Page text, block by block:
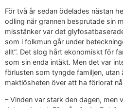
För två år sedan ödelades nästan
odling när grannen besprutade sin
misstänker var det
som i folkmun går under
allt”. Det slog hårt ekonomiskt för
som sin enda intäkt. Men det var
förlusten som tyngde familjen, utan
maktlösheten över att ha förlorat
– Vinden var stark den dagen, men